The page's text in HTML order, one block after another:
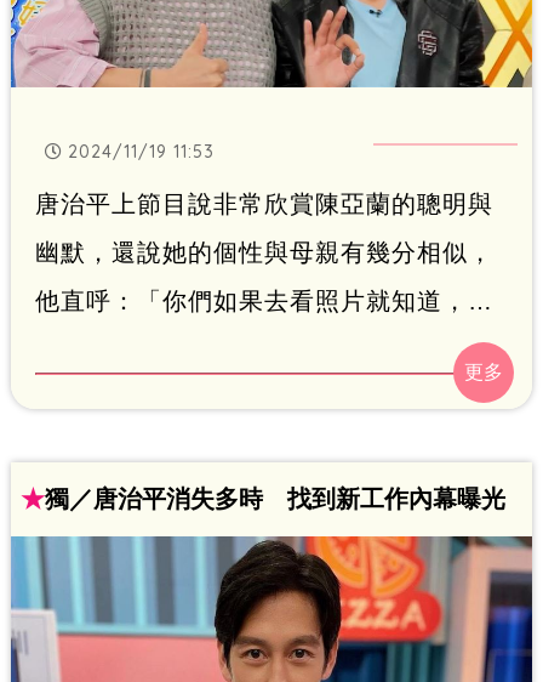
2024/11/19 11:53
唐治平上節目說非常欣賞陳亞蘭的聰明與
幽默，還說她的個性與母親有幾分相似，
他直呼：「你們如果去看照片就知道，我
媽媽和亞蘭姐真的很像！而且亞蘭姐曾經
在《美麗99》中飾演過我的後媽。」鍾智
★獨／唐治平消失多時 找到新工作內幕曝光